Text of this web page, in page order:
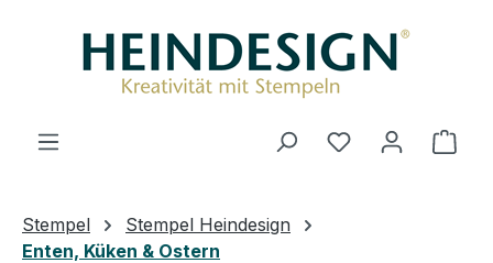
Du hast 0
Stempel
Stempel Heindesign
Enten, Küken & Ostern